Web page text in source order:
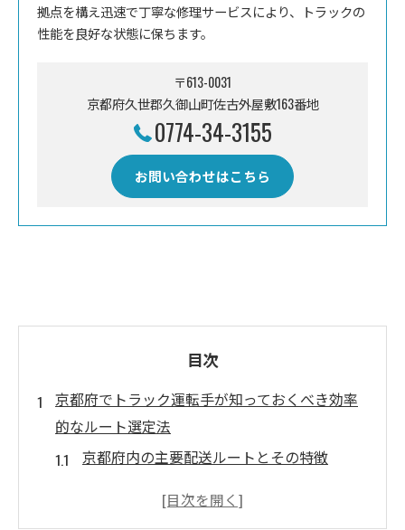
拠点を構え迅速で丁寧な修理サービスにより、トラックの
性能を良好な状態に保ちます。
〒613-0031
京都府久世郡久御山町佐古外屋敷163番地
0774-34-3155
お問い合わせはこちら
目次
京都府でトラック運転手が知っておくべき効率
的なルート選定法
京都府内の主要配送ルートとその特徴
渋滞を避けるためのリアルタイム情報の活